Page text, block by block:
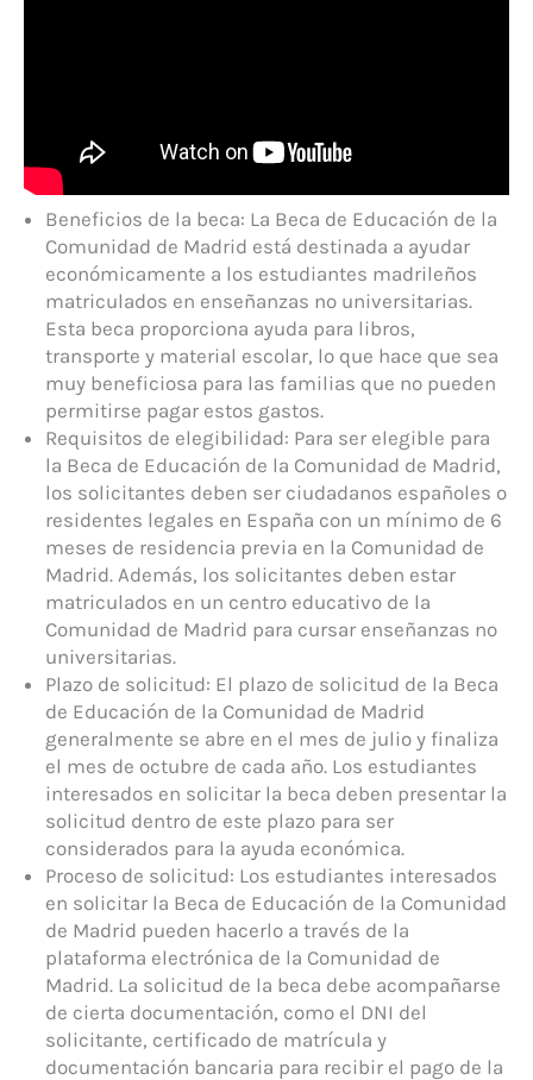
Beneficios de la beca: La Beca de Educación de la
Comunidad de Madrid está destinada a ayudar
económicamente a los estudiantes madrileños
matriculados en enseñanzas no universitarias.
Esta beca proporciona ayuda para libros,
transporte y material escolar, lo que hace que sea
muy beneficiosa para las familias que no pueden
permitirse pagar estos gastos.
Requisitos de elegibilidad: Para ser elegible para
la Beca de Educación de la Comunidad de Madrid,
los solicitantes deben ser ciudadanos españoles o
residentes legales en España con un mínimo de 6
meses de residencia previa en la Comunidad de
Madrid. Además, los solicitantes deben estar
matriculados en un centro educativo de la
Comunidad de Madrid para cursar enseñanzas no
universitarias.
Plazo de solicitud: El plazo de solicitud de la Beca
de Educación de la Comunidad de Madrid
generalmente se abre en el mes de julio y finaliza
el mes de octubre de cada año. Los estudiantes
interesados en solicitar la beca deben presentar la
solicitud dentro de este plazo para ser
considerados para la ayuda económica.
Proceso de solicitud: Los estudiantes interesados
en solicitar la Beca de Educación de la Comunidad
de Madrid pueden hacerlo a través de la
plataforma electrónica de la Comunidad de
Madrid. La solicitud de la beca debe acompañarse
de cierta documentación, como el DNI del
solicitante, certificado de matrícula y
documentación bancaria para recibir el pago de la